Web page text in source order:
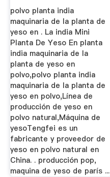
polvo planta india
maquinaria de la planta de
yeso en . La india Mini
Planta De Yeso En planta
india maquinaria de la
planta de yeso en
polvo,polvo planta india
maquinaria de la planta de
yeso en polvo,Línea de
producción de yeso en
polvo natural,Máquina de
yesoTengfei es un
fabricante y proveedor de
yeso en polvo natural en
China. . producción pop,
maquina de yeso de parís ...